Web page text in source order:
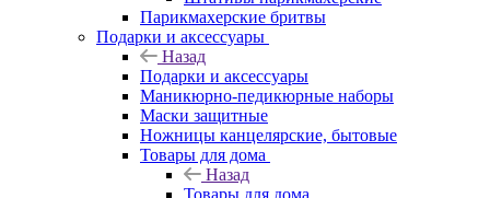
Парикмахерские бритвы
Подарки и аксессуары
Назад
Подарки и аксессуары
Маникюрно-педикюрные наборы
Маски защитные
Ножницы канцелярские, бытовые
Товары для дома
Назад
Товары для дома